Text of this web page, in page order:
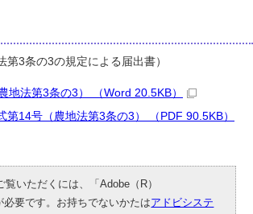
第3条の3の規定による届出書）
地法第3条の3） （Word 20.5KB）
第14号（農地法第3条の3） （PDF 90.5KB）
覧いただくには、「Adobe（R）
必要です。お持ちでないかたはアドビシステ